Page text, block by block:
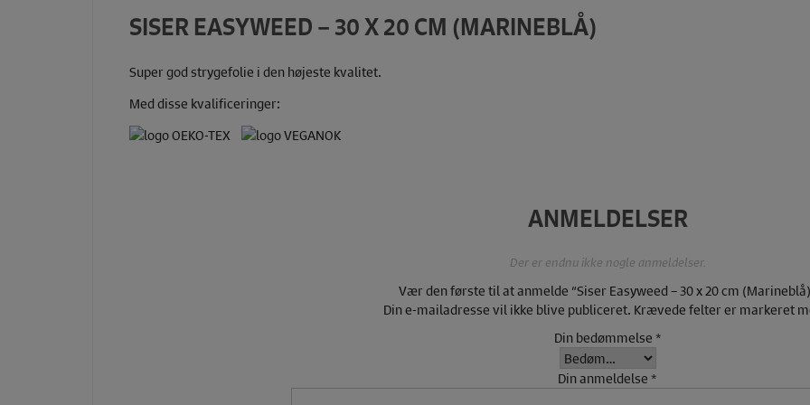
SISER EASYWEED – 30 X 20 CM (MARINEBLÅ)
Super god strygefolie i den højeste kvalitet.
Med disse kvalificeringer:
ANMELDELSER
Der er endnu ikke nogle anmeldelser.
Vær den første til at anmelde “Siser Easyweed – 30 x 20 cm
Din e-mailadresse vil ikke blive publiceret. Krævede felter er markeret
Din bedømmelse *
Din anmeldelse *